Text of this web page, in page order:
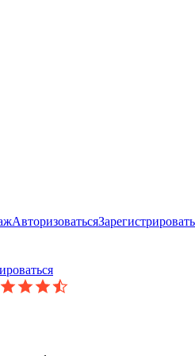
Авторизоваться